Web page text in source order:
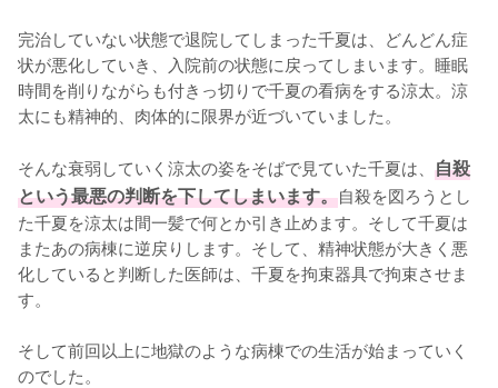
完治していない状態で退院してしまった千夏は、どんどん症
状が悪化していき、入院前の状態に戻ってしまいます。睡眠
時間を削りながらも付きっ切りで千夏の看病をする涼太。涼
太にも精神的、肉体的に限界が近づいていました。
そんな衰弱していく涼太の姿をそばで見ていた千夏は、 自殺
という最悪の判断を下してしまいます。自殺を図ろうとし
た千夏を涼太は間一髪で何とか引き止めます。そして千夏は
またあの病棟に逆戻りします。そして、精神状態が大きく悪
化していると判断した医師は、千夏を拘束器具で拘束させま
す。
そして前回以上に地獄のような病棟での生活が始まっていく
のでした。